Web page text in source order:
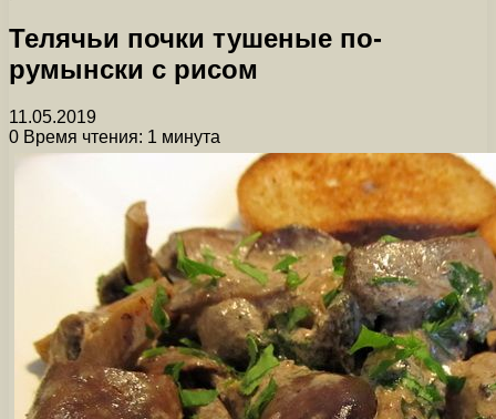
Телячьи почки тушеные по-
румынски с рисом
11.05.2019
0 Время чтения: 1 минута